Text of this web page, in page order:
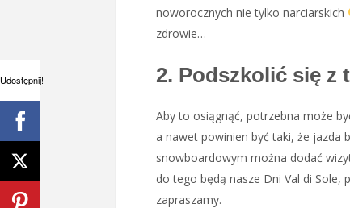
noworocznych nie tylko narciarskich
zdrowie…
2. Podszkolić się z
Aby to osiągnąć, potrzebna może
a nawet powinien być taki, że jazda
snowboardowym można dodać
do tego będą nasze Dni Val di Sole,
zapraszamy.
Udostępnij!